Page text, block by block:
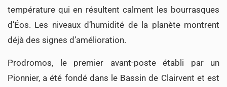
température qui en résultent calment les bourrasques
d’Éos. Les niveaux d’humidité de la planète montrent
déjà des signes d’amélioration.
Prodromos, le premier avant-poste établi par un
Pionnier, a été fondé dans le Bassin de Clairvent et est